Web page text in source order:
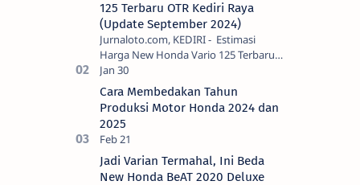
125 Terbaru OTR Kediri Raya
(Update September 2024)
Jurnaloto.com, KEDIRI - Estimasi
Harga New Honda Vario 125 Terbaru
OTR Kediri Raya (Update September
2024) Brosis sekalian, PT Astra Honda
Motor (AH…
Cara Membedakan Tahun
Produksi Motor Honda 2024 dan
2025
Jadi Varian Termahal, Ini Beda
New Honda BeAT 2020 Deluxe